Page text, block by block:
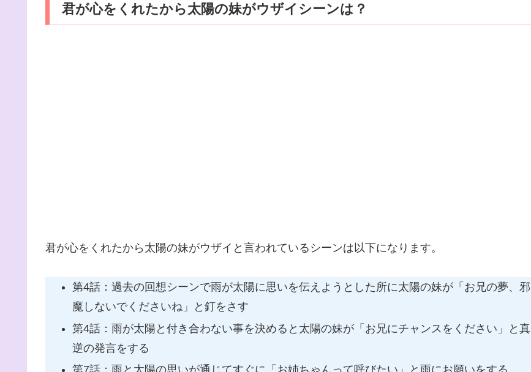
君が心をくれたから太陽の妹がウザイシーンは？
君が心をくれたから太陽の妹がウザイと言われているシーンは以下になります。
第4話：過去の回想シーンで雨が太陽に思いを伝えようとした所に太陽の妹が「お兄の夢、邪
魔しないでくださいね」と釘をさす
第4話：雨が太陽と付き合わない事を決めると太陽の妹が「お兄にチャンスをください」と真
逆の発言をする